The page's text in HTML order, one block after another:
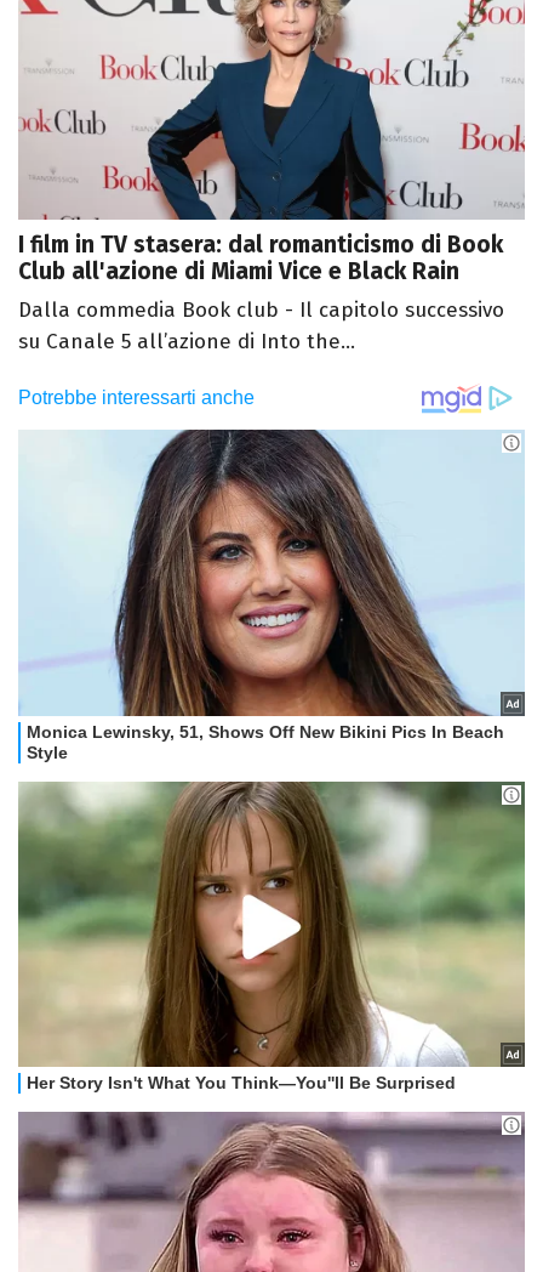
I film in TV stasera: dal romanticismo di Book
Club all'azione di Miami Vice e Black Rain
Dalla commedia Book club - Il capitolo successivo
su Canale 5 all’azione di Into the...